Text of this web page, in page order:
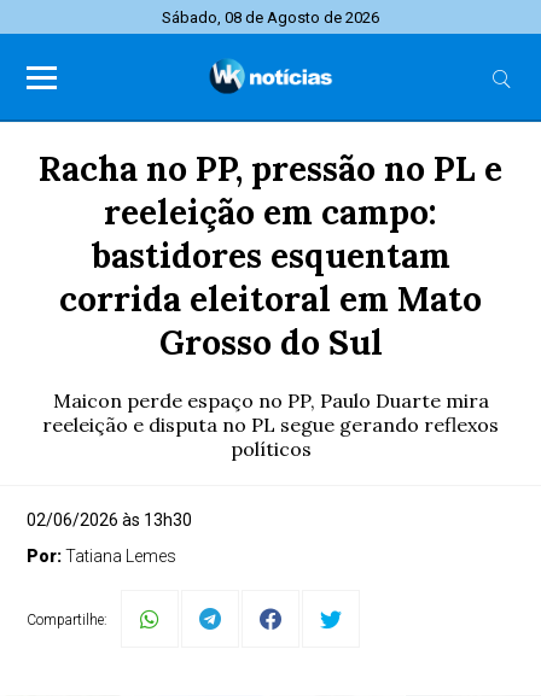
Sábado, 08 de Agosto de 2026
Racha no PP, pressão no PL e
reeleição em campo:
bastidores esquentam
corrida eleitoral em Mato
Grosso do Sul
Maicon perde espaço no PP, Paulo Duarte mira
reeleição e disputa no PL segue gerando reflexos
políticos
02/06/2026 às 13h30
Por:Tatiana Lemes
Compartilhe: